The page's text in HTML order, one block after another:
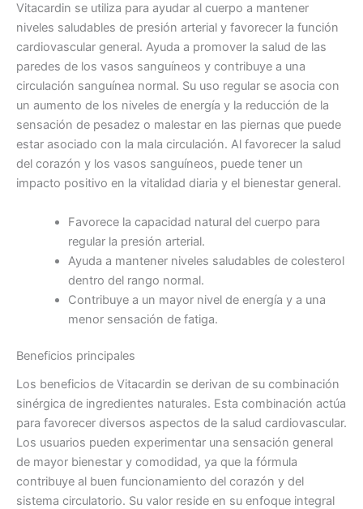
Vitacardin se utiliza para ayudar al cuerpo a mantener
niveles saludables de presión arterial y favorecer la función
cardiovascular general. Ayuda a promover la salud de las
paredes de los vasos sanguíneos y contribuye a una
circulación sanguínea normal. Su uso regular se asocia con
un aumento de los niveles de energía y la reducción de la
sensación de pesadez o malestar en las piernas que puede
estar asociado con la mala circulación. Al favorecer la salud
del corazón y los vasos sanguíneos, puede tener un
impacto positivo en la vitalidad diaria y el bienestar general.
Favorece la capacidad natural del cuerpo para
regular la presión arterial.
Ayuda a mantener niveles saludables de colesterol
dentro del rango normal.
Contribuye a un mayor nivel de energía y a una
menor sensación de fatiga.
Beneficios principales
Los beneficios de Vitacardin se derivan de su combinación
sinérgica de ingredientes naturales. Esta combinación actúa
para favorecer diversos aspectos de la salud cardiovascular.
Los usuarios pueden experimentar una sensación general
de mayor bienestar y comodidad, ya que la fórmula
contribuye al buen funcionamiento del corazón y del
sistema circulatorio. Su valor reside en su enfoque integral